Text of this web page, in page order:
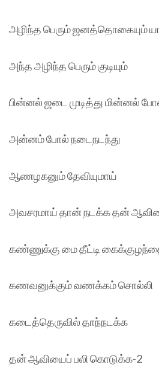
அழிந்த பெரும் ஜனத்தொகையும்
அந்த அழிந்த பெரும் குடியும்
பின்னல் ஜடை முடித்து மின்னல்
அன்னம் போல் நடைநடந்து
ஆணழகனும் தேவியுமாய்
அவசரமாய் தான் நடக்க தன்
கண்ணுக்கு மை தீட்டி
கணவனுக்கும் வணக்கம் சொல்லி
கடைத்தெருவில் தாந்நடக்க
தன் ஆவியைப் பலி கொடுக்க-2